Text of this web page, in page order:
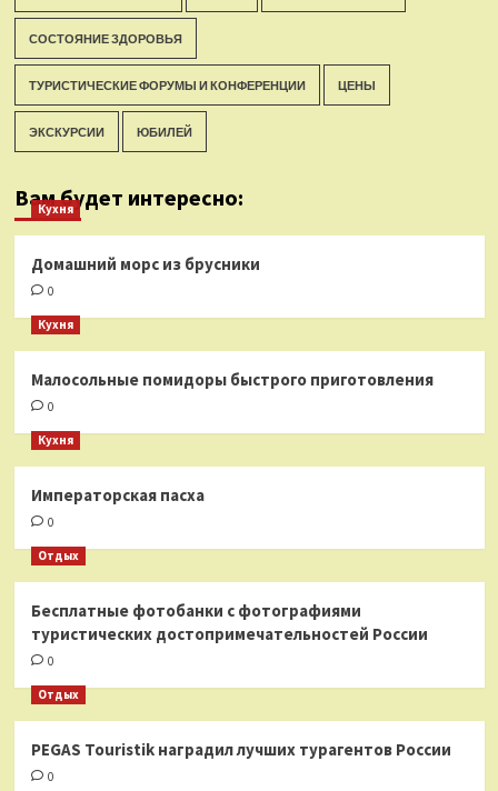
СОСТОЯНИЕ ЗДОРОВЬЯ
ТУРИСТИЧЕСКИЕ ФОРУМЫ И КОНФЕРЕНЦИИ ЦЕНЫ
ЭКСКУРСИИ ЮБИЛЕЙ
Вам будет интересно:
Кухня
Домашний морс из брусники
0
Кухня
Малосольные помидоры быстрого приготовления
0
Кухня
Императорская пасха
0
Отдых
Бесплатные фотобанки с фотографиями
туристических достопримечательностей России
0
Отдых
PEGAS Touristik наградил лучших турагентов России
0